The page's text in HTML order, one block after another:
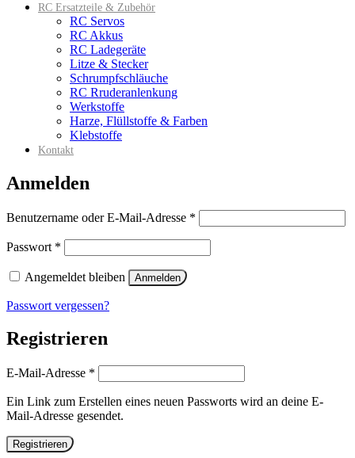
RC Ersatzteile & Zubehör
RC Servos
RC Akkus
RC Ladegeräte
Litze & Stecker
Schrumpfschläuche
RC Rruderanlenkung
Werkstoffe
Harze, Flüllstoffe & Farben
Klebstoffe
Kontakt
Anmelden
Benutzername oder E-Mail-Adresse *
Passwort *
Angemeldet bleiben Anmelden
Passwort vergessen?
Registrieren
E-Mail-Adresse *
Ein Link zum Erstellen eines neuen Passworts wird an deine E-
Mail-Adresse gesendet.
Registrieren